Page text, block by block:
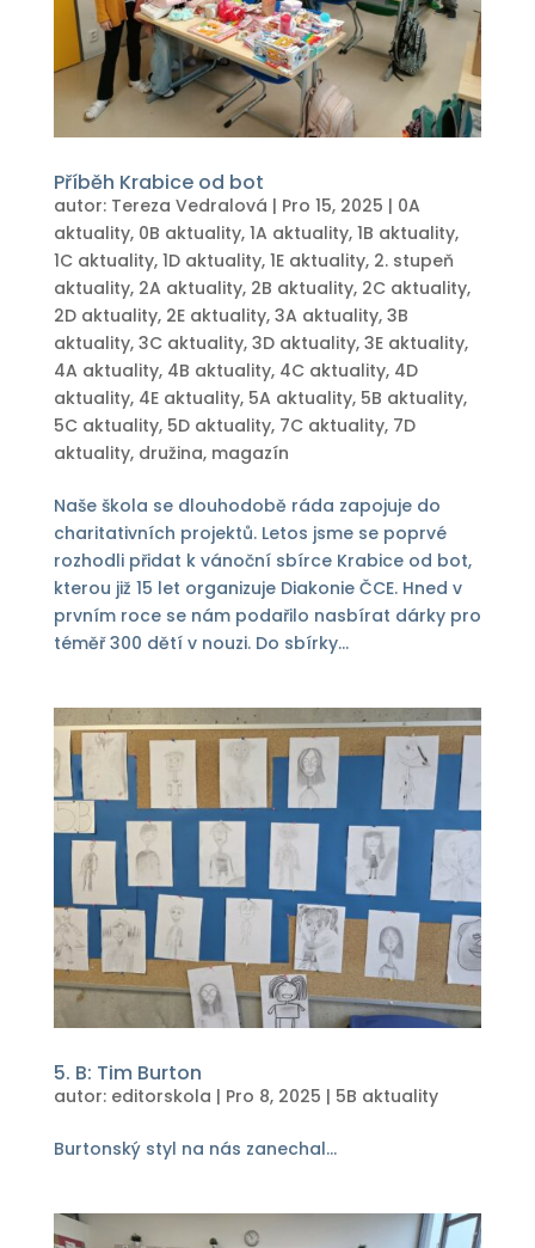
Příběh Krabice od bot
autor: Tereza Vedralová | Pro 15, 2025 | 0A
aktuality, 0B aktuality, 1A aktuality, 1B aktuality,
1C aktuality, 1D aktuality, 1E aktuality, 2. stupeň
aktuality, 2A aktuality, 2B aktuality, 2C aktuality,
2D aktuality, 2E aktuality, 3A aktuality, 3B
aktuality, 3C aktuality, 3D aktuality, 3E aktuality,
4A aktuality, 4B aktuality, 4C aktuality, 4D
aktuality, 4E aktuality, 5A aktuality, 5B aktuality,
5C aktuality, 5D aktuality, 7C aktuality, 7D
aktuality, družina, magazín
Naše škola se dlouhodobě ráda zapojuje do
charitativních projektů. Letos jsme se poprvé
rozhodli přidat k vánoční sbírce Krabice od bot,
kterou již 15 let organizuje Diakonie ČCE. Hned v
prvním roce se nám podařilo nasbírat dárky pro
téměř 300 dětí v nouzi. Do sbírky...
5. B: Tim Burton
autor: editorskola | Pro 8, 2025 | 5B aktuality
Burtonský styl na nás zanechal...